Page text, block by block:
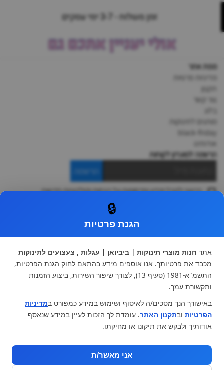
זמן משלוח - 3-7 ימי עסקים
אולי יעניין אתכם גם
מפת אתר
צור קשר
מותגים לתינוקות
black-friday
אודותינו
הרשמה למועדון לקוחות
הרשמה
ברצוני לקבל מידע ופרסומות על הנחות וקולקציות חדשות
עגלות וטיולונים
כיסא בטיחות ואביזרים
ריהוט לתינוקות
מצעים למיטת תינוק וטקסטיל
צעצועי ילדים
על גלגלים
הנקה והאכלה
מוצרי אמבטיה
מוזמנים לבקר אותנו:
🔒
הגנת פרטיות
אתר חנות מוצרי תינוקות | ביביואן | עגלות , צעצועים לתינוקות
מכבד את פרטיותך. אנו אוספים מידע בהתאם לחוק הגנת הפרטיות,
התשמ"א-1981 (סעיף 13), לצורך שיפור השירות, ביצוע הזמנות
ותקשורת עמך.
באישורך הנך מסכים/ה לאיסוף ושימוש במידע כמפורט במדיניות
הפרטיות ובתקנון האתר. עומדת לך הזכות לעיין במידע שנאסף
אודותיך ולבקש את תיקונו או מחיקתו.
אני מאשר/ת